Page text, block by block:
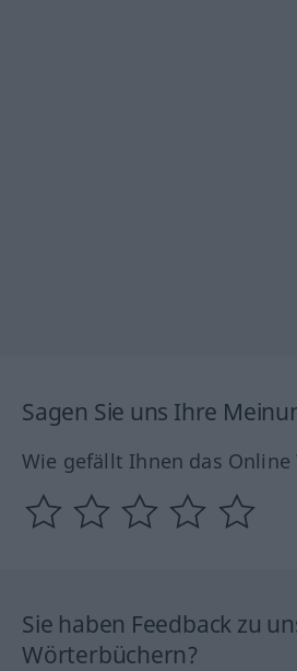
Sagen Sie uns Ihre
Wie gefällt Ihnen das Online
Sie haben Feedback zu
Wörterbüchern?